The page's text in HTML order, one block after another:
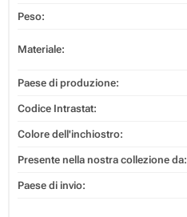
Peso:
Materiale:
Paese di produzione:
Codice Intrastat:
Colore dell'inchiostro:
Presente nella nostra collezione da:
Paese di invio: